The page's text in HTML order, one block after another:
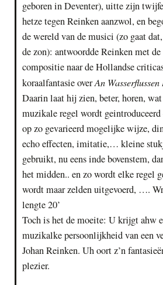
geboren in Deventer), uitte zijn
hetze tegen Reinken aanzwol, en
de wereld van de musici (zo gaat
de zon): antwoordde Reinken met
compositie naar de Hollandse
koraalfantasie overAn
Daarin laat hij zien, beter, horen,
muzikale regel wordt geintroduceerd
op zo gevarieerd mogelijke wijze,
echo effecten, imitatie,… kleine
gebruikt, nu eens inde bovenstem,
het midden.. en zo wordt elke regel
wordt maar zelden uitgevoerd, ….
lengte 20’
Toch is het de moeite: U krijgt ahw
muzikalke persoonlijkheid van een
Johan Reinken. Uh oort z’n
plezier.